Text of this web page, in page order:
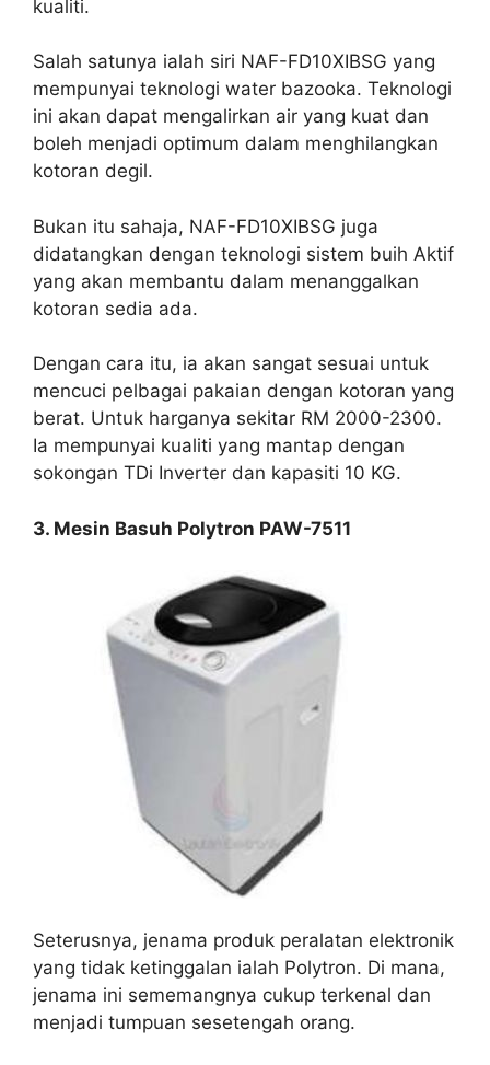
kualiti.
Salah satunya ialah siri NAF-FD10XIBSG yang
mempunyai teknologi water bazooka. Teknologi
ini akan dapat mengalirkan air yang kuat dan
boleh menjadi optimum dalam menghilangkan
kotoran degil.
Bukan itu sahaja, NAF-FD10XIBSG juga
didatangkan dengan teknologi sistem buih Aktif
yang akan membantu dalam menanggalkan
kotoran sedia ada.
Dengan cara itu, ia akan sangat sesuai untuk
mencuci pelbagai pakaian dengan kotoran yang
berat. Untuk harganya sekitar RM 2000-2300.
Ia mempunyai kualiti yang mantap dengan
sokongan TDi Inverter dan kapasiti 10 KG.
3. Mesin Basuh Polytron PAW-7511
Seterusnya, jenama produk peralatan elektronik
yang tidak ketinggalan ialah Polytron. Di mana,
jenama ini sememangnya cukup terkenal dan
menjadi tumpuan sesetengah orang.